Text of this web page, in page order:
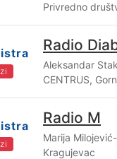
Privredno
Radio
Aleksandar
CENTRUS,
Radio M
Marija
Kragujevac